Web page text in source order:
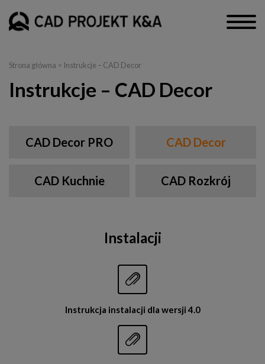
Strona główna > Instrukcje – CAD Decor
Instrukcje – CAD Decor
CAD Decor PRO CAD Decor
CAD Kuchnie CAD Rozkrój
Instalacji


Instrukcja instalacji dla wersji 4.0

